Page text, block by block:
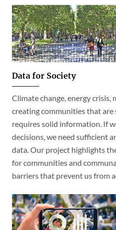
Data for Society
Climate change, energy
creating communities that are
requires solid information. If
decisions, we need sufficient
data. Our project highlights
for communities and
barriers that prevent us from